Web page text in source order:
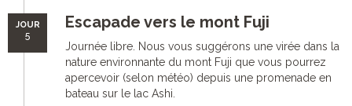
JOUR
5
Escapade vers le mont Fuji
Journée libre. Nous vous suggérons une virée dans la
nature environnante du mont Fuji que vous pourrez
apercevoir (selon météo) depuis une promenade en
bateau sur le lac Ashi.